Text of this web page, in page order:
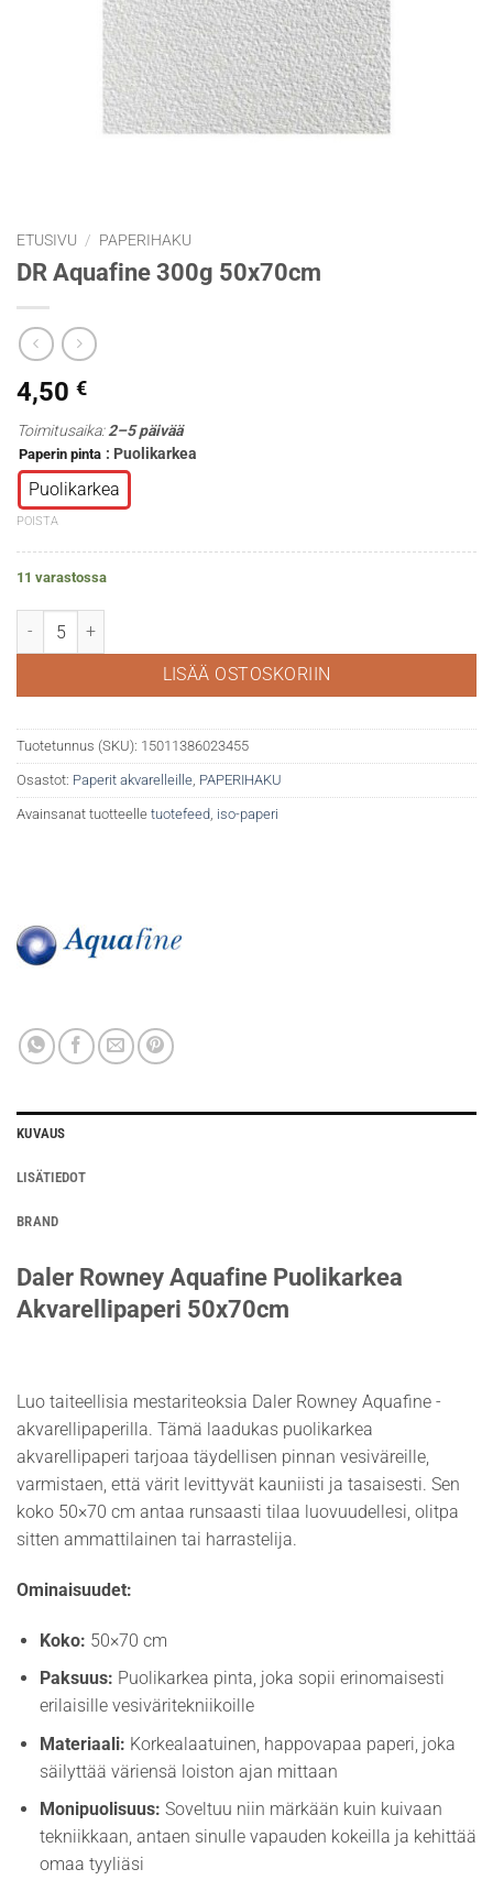
ETUSIVU / PAPERIHAKU
DR Aquafine 300g 50x70cm
4,50 €
Toimitusaika:2–5 päivää
Paperin pinta : Puolikarkea
Puolikarkea
POISTA
11 varastossa
DR Aquafine 300g 50x70cm määrä
LISÄÄ OSTOSKORIIN
Tuotetunnus (SKU): 15011386023455
Osastot: Paperit akvarelleille, PAPERIHAKU
Avainsanat tuotteelle tuotefeed, iso-paperi
KUVAUS
LISÄTIEDOT
BRAND
Daler Rowney Aquafine Puolikarkea
Akvarellipaperi 50x70cm
Luo taiteellisia mestariteoksia Daler Rowney Aquafine -
akvarellipaperilla. Tämä laadukas puolikarkea
akvarellipaperi tarjoaa täydellisen pinnan vesiväreille,
varmistaen, että värit levittyvät kauniisti ja tasaisesti. Sen
koko 50×70 cm antaa runsaasti tilaa luovuudellesi, olitpa
sitten ammattilainen tai harrastelija.
Ominaisuudet:
Koko: 50×70 cm
Paksuus: Puolikarkea pinta, joka sopii erinomaisesti
erilaisille vesiväritekniikoille
Materiaali: Korkealaatuinen, happovapaa paperi, joka
säilyttää väriensä loiston ajan mittaan
Monipuolisuus: Soveltuu niin märkään kuin kuivaan
tekniikkaan, antaen sinulle vapauden kokeilla ja kehittää
omaa tyyliäsi